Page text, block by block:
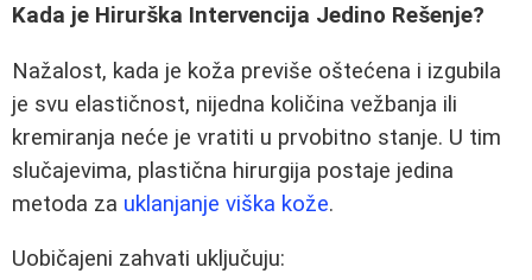
Kada je Hirurška Intervencija Jedino Rešenje?
Nažalost, kada je koža previše oštećena i izgubila
je svu elastičnost, nijedna količina vežbanja ili
kremiranja neće je vratiti u prvobitno stanje. U tim
slučajevima, plastična hirurgija postaje jedina
metoda za uklanjanje viška kože.
Uobičajeni zahvati uključuju: